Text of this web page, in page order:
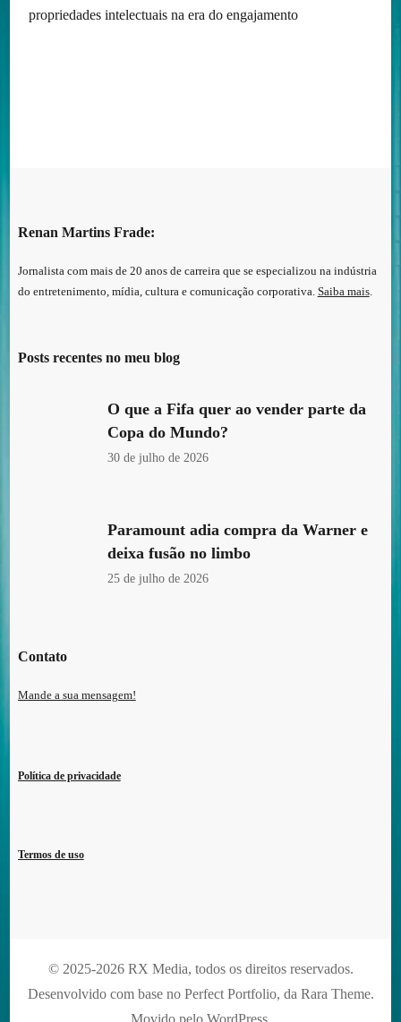
propriedades intelectuais na era do engajamento
Renan Martins Frade:
Jornalista com mais de 20 anos de carreira que se especializou na indústria
do entretenimento, mídia, cultura e comunicação corporativa. Saiba mais.
Posts recentes no meu blog
O que a Fifa quer ao vender parte da
Copa do Mundo?
30 de julho de 2026
Paramount adia compra da Warner e
deixa fusão no limbo
25 de julho de 2026
Contato
Mande a sua mensagem!
Política de privacidade
Termos de uso
© 2025-2026 RX Media, todos os direitos reservados.
Desenvolvido com base no Perfect Portfolio, da Rara Theme.
Movido pelo WordPress.